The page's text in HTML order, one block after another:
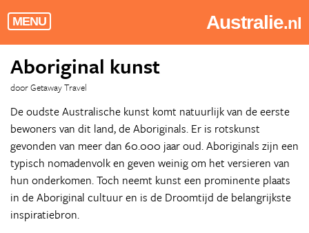
MENU Australie.nl
Aboriginal kunst
door Getaway Travel
De oudste Australische kunst komt natuurlijk van de eerste
bewoners van dit land, de Aboriginals. Er is rotskunst
gevonden van meer dan 60.000 jaar oud. Aboriginals zijn een
typisch nomadenvolk en geven weinig om het versieren van
hun onderkomen. Toch neemt kunst een prominente plaats
in de Aboriginal cultuur en is de Droomtijd de belangrijkste
inspiratiebron.